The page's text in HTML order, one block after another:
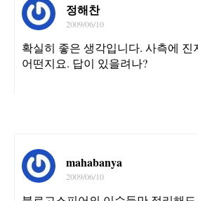
정해찬
2009/06/10
확실히 좋은 생각입니다. 사측에 진
어떤지요. 답이 있을려나?
mahabanya
2009/06/10